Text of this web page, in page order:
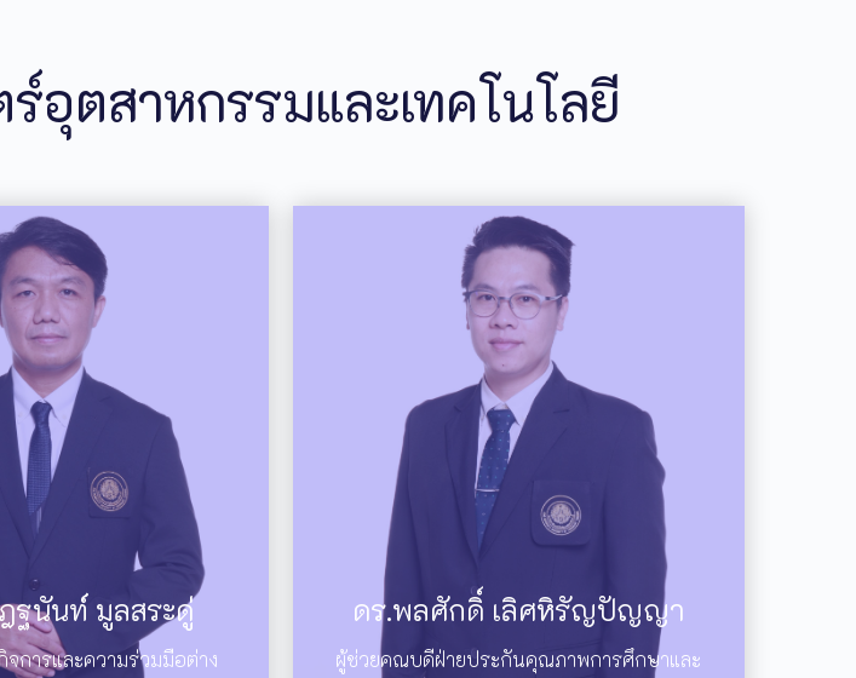
ตสาหกรรมและเทคโนโลยี
ฐนันท์ มูลสระดู่
การและความร่วมมือต่าง
ดร.พลศักดิ์ เลิศหิรัญปัญญา
ผู้ช่วยคณบดีฝ่ายประกันคุณภาพการศึกษาและ